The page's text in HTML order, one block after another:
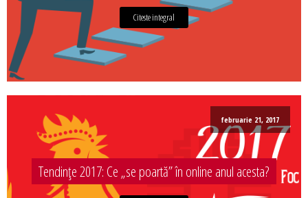
Citeste integral
februarie 21, 2017
Tendințe 2017: Ce „se poartă” în online anul acesta?